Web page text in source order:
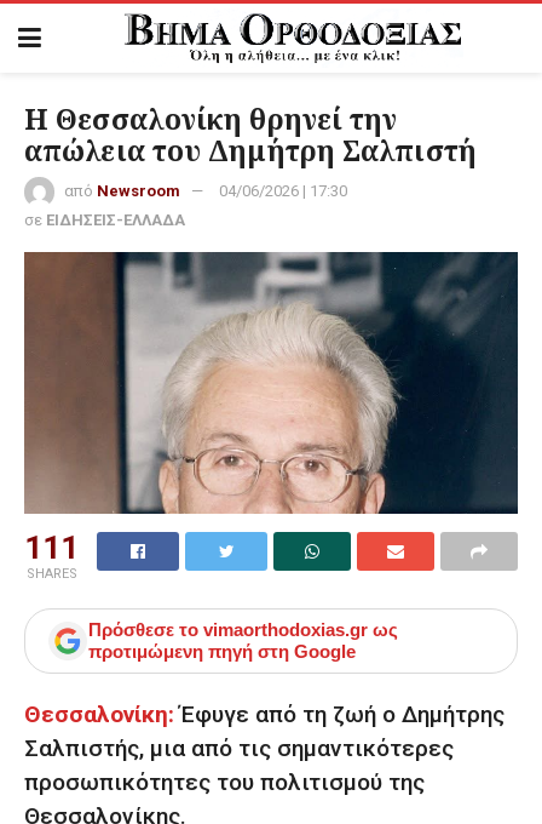
Η Θεσσαλονίκη θρηνεί την
απώλεια του Δημήτρη Σαλπιστή
από Newsroom
04/06/2026 | 17:30
σε ΕΙΔΗΣΕΙΣ-ΕΛΛΑΔΑ
111
SHARES
Πρόσθεσε το vimaorthodoxias.gr ως
προτιμώμενη πηγή στη Google
Θεσσαλονίκη:Έφυγε από τη ζωή ο Δημήτρης
Σαλπιστής, μια από τις σημαντικότερες
προσωπικότητες του πολιτισμού της
Θεσσαλονίκης.